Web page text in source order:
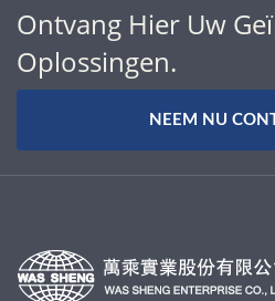
Ontvang Hier Uw
Oplossingen.
NEEM NU